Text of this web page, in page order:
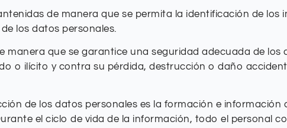
de manera que se permita la identificación de los
los datos personales.
manera que se garantice una seguridad adecuada de los
o ilícito y contra su pérdida, destrucción o daño
de los datos personales es la formación e información
el ciclo de vida de la información, todo el personal